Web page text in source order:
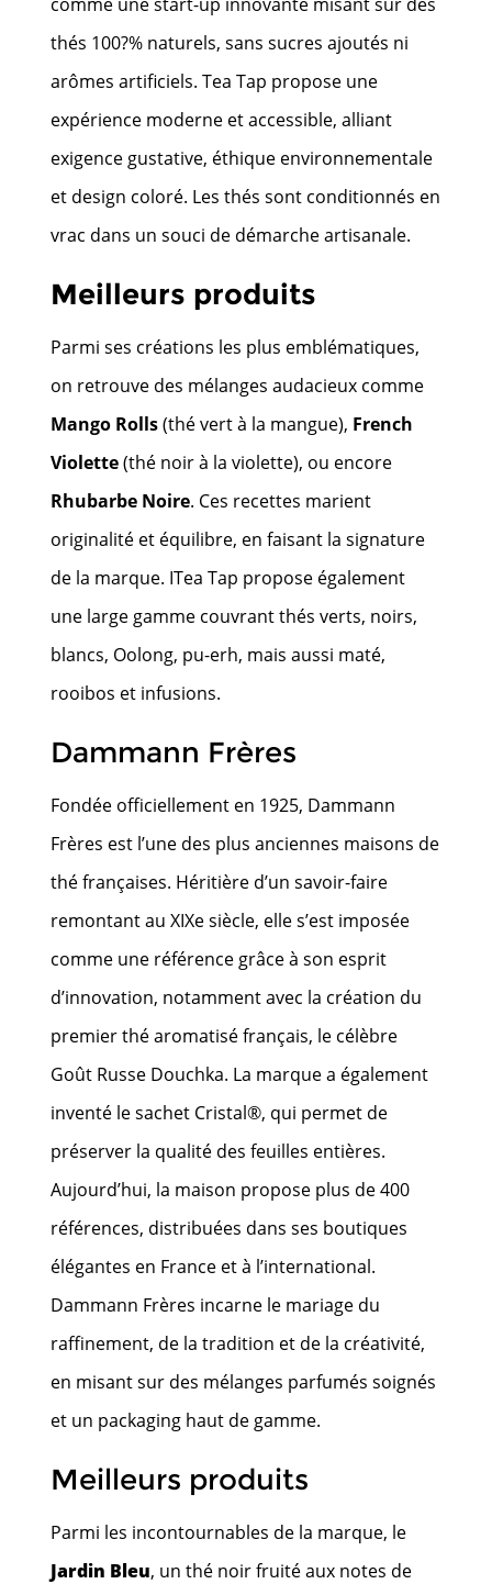
thés 100?% naturels, sans sucres ajoutés ni
arômes artificiels. Tea Tap propose une
expérience moderne et accessible, alliant
exigence gustative, éthique environnementale
et design coloré. Les thés sont conditionnés en
vrac dans un souci de démarche artisanale.
Meilleurs produits
Parmi ses créations les plus emblématiques,
on retrouve des mélanges audacieux comme
Mango Rolls(thé vert à la mangue), French
Violette(thé noir à la violette), ou encore
Rhubarbe Noire. Ces recettes marient
originalité et équilibre, en faisant la signature
de la marque. ITea Tap propose également
une large gamme couvrant thés verts, noirs,
blancs, Oolong, pu-erh, mais aussi maté,
rooibos et infusions.
Dammann Frères
Fondée officiellement en 1925, Dammann
Frères est l’une des plus anciennes maisons de
thé françaises. Héritière d’un savoir-faire
remontant au XIXe siècle, elle s’est imposée
comme une référence grâce à son esprit
d’innovation, notamment avec la création du
premier thé aromatisé français, le célèbre
Goût Russe Douchka. La marque a également
inventé le sachet Cristal®, qui permet de
préserver la qualité des feuilles entières.
Aujourd’hui, la maison propose plus de 400
références, distribuées dans ses boutiques
élégantes en France et à l’international.
Dammann Frères incarne le mariage du
raffinement, de la tradition et de la créativité,
en misant sur des mélanges parfumés soignés
et un packaging haut de gamme.
Meilleurs produits
Parmi les incontournables de la marque, le
Jardin Bleu, un thé noir fruité aux notes de